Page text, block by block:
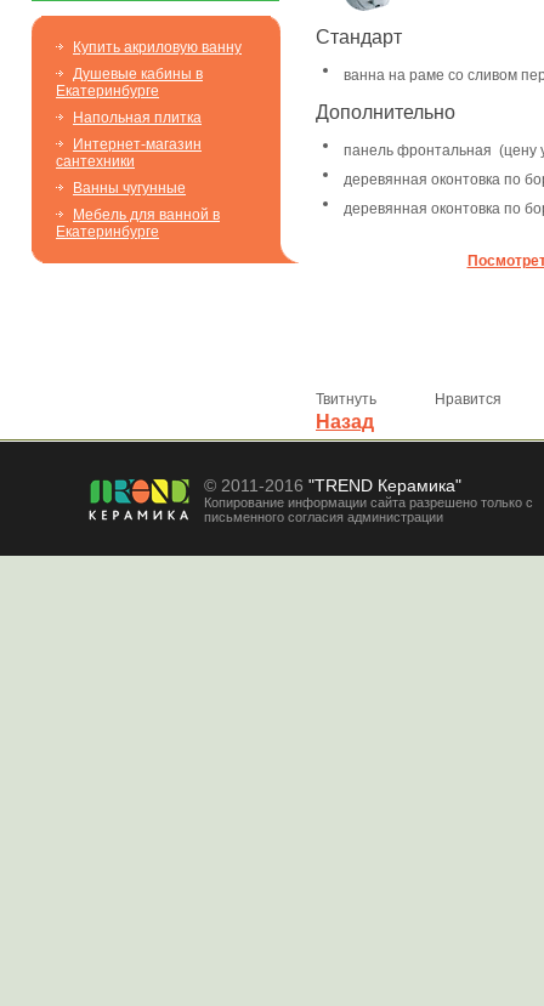
Купить акриловую ванну
Душевые кабины в
Екатеринбурге
Напольная плитка
Интернет-магазин
сантехники
Ванны чугунные
Мебель для ванной в
Екатеринбурге
Стандарт
ванна на раме со сливом
Дополнительно
панель фронтальная (цену
деревянная оконтовка по
деревянная оконтовка по
Твитнуть Нравится
Назад
© 2011-2016 "TREND Керамика"
Копирование информации сайта разрешено только с
письменного согласия администрации